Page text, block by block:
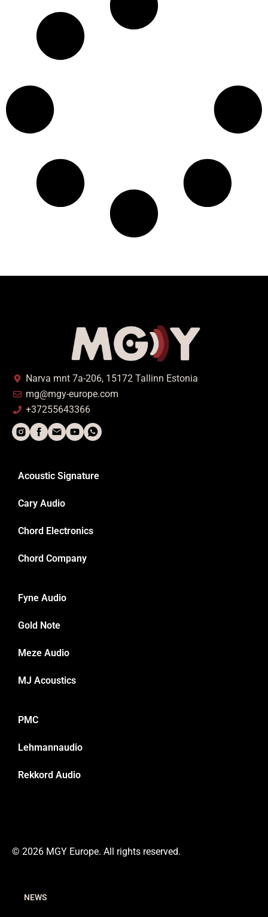
Narva mnt 7a-206, 15172 Tallinn Estonia
mg@mgy-europe.com
+37255643366
Acoustic Signature
Cary Audio
Chord Electronics
Chord Company
Fyne Audio
Gold Note
Meze Audio
MJ Acoustics
PMC
Lehmannaudio
Rekkord Audio
© 2026 MGY Europe. All rights reserved.
NEWS